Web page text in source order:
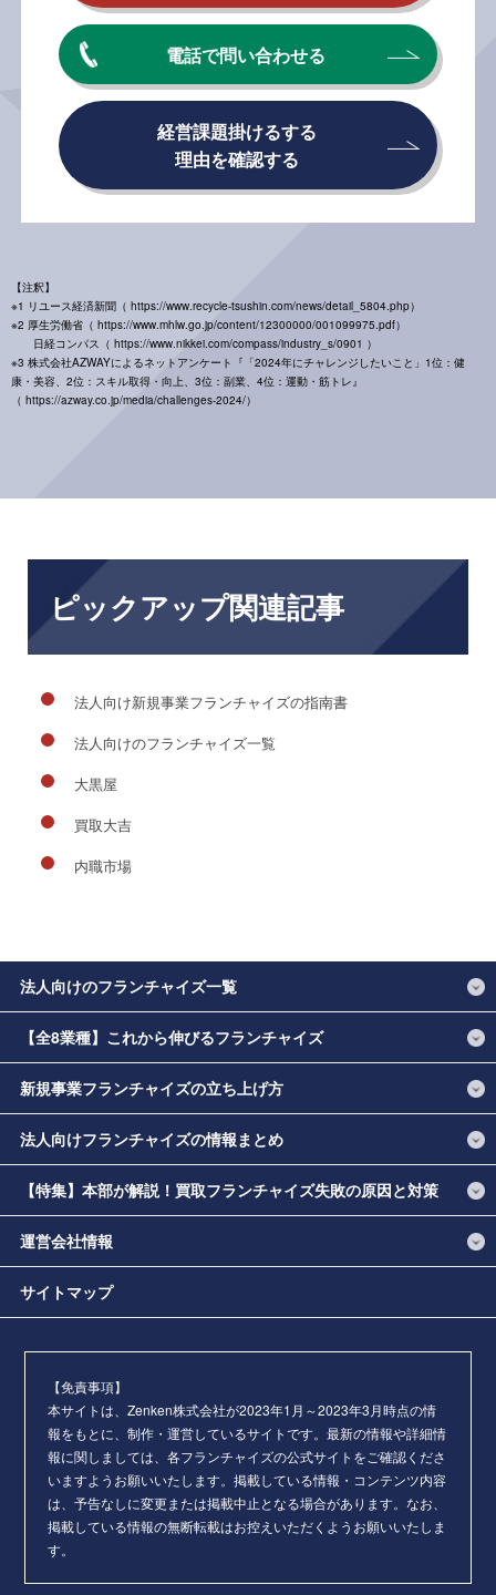
電話で問い合わせる
経営課題掛けるする
理由を確認する
【注釈】
※1 リユース経済新聞（ https://www.recycle-tsushin.com/news/detail_5804.php）
※2 厚生労働省（ https://www.mhlw.go.jp/content/12300000/001099975.pdf）
日経コンパス（ https://www.nikkei.com/compass/industry_s/0901 ）
※3 株式会社AZWAYによるネットアンケート『「2024年にチャレンジしたいこと」1位：健
康・美容、2位：スキル取得・向上、3位：副業、4位：運動・筋トレ』
（ https://azway.co.jp/media/challenges-2024/）
ピックアップ関連記事
法人向け新規事業フランチャイズの指南書
法人向けのフランチャイズ一覧
大黒屋
買取大吉
内職市場
法人向けのフランチャイズ一覧
【全8業種】これから伸びるフランチャイズ
新規事業フランチャイズの立ち上げ方
法人向けフランチャイズの情報まとめ
【特集】本部が解説！買取フランチャイズ失敗の原因と対策
運営会社情報
サイトマップ
【免責事項】
本サイトは、Zenken株式会社が2023年1月～2023年3月時点の情
報をもとに、制作・運営しているサイトです。最新の情報や詳細情
報に関しましては、各フランチャイズの公式サイトをご確認くださ
いますようお願いいたします。掲載している情報・コンテンツ内容
は、予告なしに変更または掲載中止となる場合があります。なお、
掲載している情報の無断転載はお控えいただくようお願いいたしま
す。